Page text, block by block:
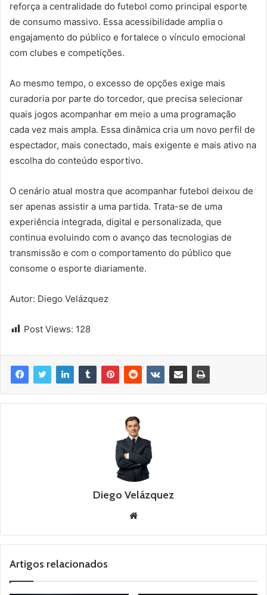
reforça a centralidade do futebol como principal esporte
de consumo massivo. Essa acessibilidade amplia o
engajamento do público e fortalece o vínculo emocional
com clubes e competições.
Ao mesmo tempo, o excesso de opções exige mais
curadoria por parte do torcedor, que precisa selecionar
quais jogos acompanhar em meio a uma programação
cada vez mais ampla. Essa dinâmica cria um novo perfil de
espectador, mais conectado, mais exigente e mais ativo na
escolha do conteúdo esportivo.
O cenário atual mostra que acompanhar futebol deixou de
ser apenas assistir a uma partida. Trata-se de uma
experiência integrada, digital e personalizada, que
continua evoluindo com o avanço das tecnologias de
transmissão e com o comportamento do público que
consome o esporte diariamente.
Autor: Diego Velázquez
Post Views: 128
Diego Velázquez
Website
Artigos relacionados